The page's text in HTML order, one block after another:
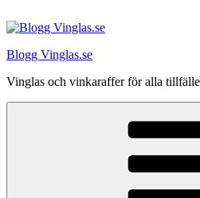
till
Blogg Vinglas.se
Vinglas och vinkaraffer för alla